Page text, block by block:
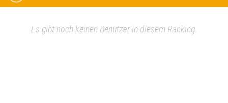
Es gibt noch keinen Benutzer in diesem Ranking.